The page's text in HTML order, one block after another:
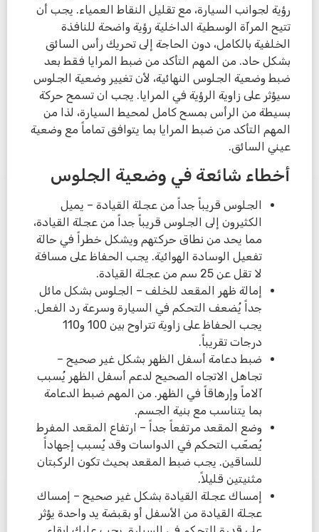
رؤية لجوانب السيارة، مع تقليل النقاط العمياء. يجب أن
تتيح المرآة الوسطية الداخلية رؤية واضحة للنافذة
الخلفية بالكامل، دون الحاجة إلى تحريك رأس السائق
بشكل حاد. من المهم التأكد من ضبط المرايا فقط بعد
ضبط وضعية الجلوس النهائية، لأن تغيير وضعية الجلوس
سيؤثر على زاوية الرؤية في المرايا. يجب ان تسمح حركة
بسيطة من الرأس بمسح كامل لمحيط السيارة، لذا من
المهم التأكد من ضبط المرايا بما يتوافق تماماً مع وضعية
عيني السائق.
أخطاء شائعة في وضعية الجلوس
الجلوس قريباً جداً من عجلة القيادة – يميل
الكثيرون إلى الجلوس قريباً جداً من عجلة القيادة،
مما يحد من نطاق حركتهم ويشكل خطراً في حالة
تفعيل الوسادة الهوائية. يجب الحفاظ على مسافة
لا تقل عن 25 سم من عجلة القيادة.
إمالة ظهر المقعد للخلف – الجلوس بشكل مائل
جداً يُضعف التحكم في السيارة وسرعة رد الفعل.
يجب الحفاظ على زاوية تتراوح بين 100 و110
درجات تقريباً.
ضبط دعامة أسفل الظهر بشكل غير صحيح –
تجاهل الاتجاه الصحيح لدعم أسفل الظهر يُسبب
آلاماً وإرهاقاً في الظهر. من المهم ضبط الدعامة
بما يتناسب مع بنية الجسم.
وضع المقعد مرتفعاً جداً – ارتفاع المقعد المفرط
يُصعّب التحكم في الدواسات وقد يُسبب إجهاداً
للساقين. يجب ضبط المقعد بحيث تكون الركبتان
مثنيتين قليلاً.
إمساك عجلة القيادة بشكل غير صحيح – إمساك
عجلة القيادة من الأسفل أو بقبضة يد واحدة يؤثر